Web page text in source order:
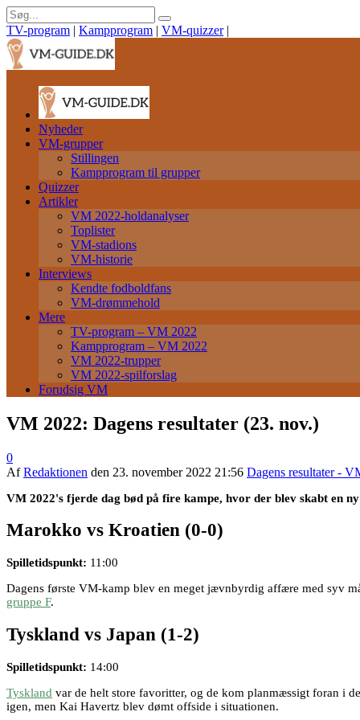
TV-program | Kampprogram | VM-quizzer |
Nyheder
VM-grupper
Stillingen
Kampprogram til grupper
Quizzer
Artikler
VM 2022-holdanalyser
Toplister
VM-stadions
VM-historie
Interviews
Kendte fodboldfans
VM-drømmehold
Mere
TV-program – VM 2022
Kampprogram – VM 2022
VM 2022-trupper
VM 2022-spilforslag
Forudsig VM
VM 2022: Dagens resultater (23. nov.)
0
AfRedaktionen den 23. november 2022 21:56 Dagens resultater -
VM 2022's fjerde dag bød på fire kampe, hvor der blev skabt en
Marokko vs Kroatien (0-0)
Spilletidspunkt: 11:00
Dagens første VM-kamp blev en meget jævnbyrdig affære med syv
gruppe F.
Tyskland vs Japan (1-2)
Spilletidspunkt: 14:00
Tyskland var de helt store favoritter, og de kom planmæssigt foran i
igen, men Kai Havertz blev dømt offside i situationen.